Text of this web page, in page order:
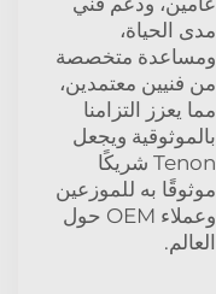
مدى الحياة،
ومساعدة متخصصة
من فنيين معتمدين،
مما يعزز التزامنا
بالموثوقية ويجعل
Tenon شريكًا
موثوقًا به للموزعين
وعملاء OEM حول
العالم.